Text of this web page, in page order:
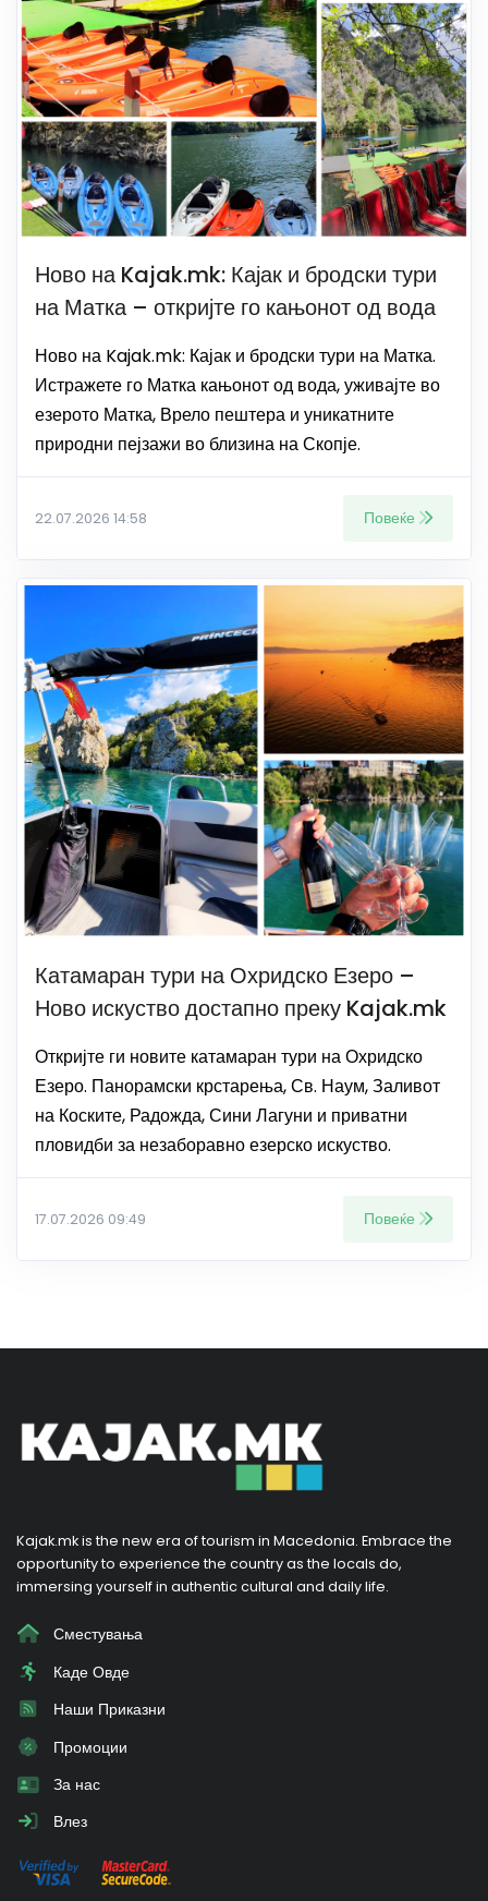
Ново на Kajak.mk: Кајак и бродски тури
на Матка – откријте го кањонот од вода
Ново на Kajak.mk: Кајак и бродски тури на Матка.
Истражете го Матка кањонот од вода, уживајте во
езерото Матка, Врело пештера и уникатните
природни пејзажи во близина на Скопје.
22.07.2026 14:58 Повеќе
Катамаран тури на Охридско Езеро –
Ново искуство достапно преку Kajak.mk
Откријте ги новите катамаран тури на Охридско
Езеро. Панорамски крстарења, Св. Наум, Заливот
на Коските, Радожда, Сини Лагуни и приватни
пловидби за незаборавно езерско искуство.
17.07.2026 09:49 Повеќе
Kajak.mk is the new era of tourism in Macedonia. Embrace the
opportunity to experience the country as the locals do,
immersing yourself in authentic cultural and daily life.
Сместувања
Каде Овде
Наши Приказни
Промоции
За нас
Влез